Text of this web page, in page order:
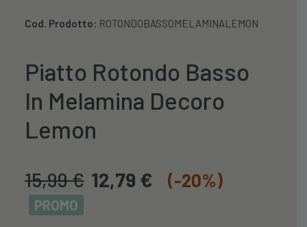
Cod. Prodotto: ROTONDOBASSOMELAMINALEMON
Piatto Rotondo Basso
In Melamina Decoro
Lemon
15,99€ 12,79 € (-20%)
PROMO